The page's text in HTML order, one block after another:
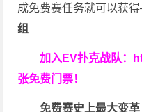
成免费赛任务就可以获
组
加入EV扑克战队：
张免费门票！
免费赛史上最大变革